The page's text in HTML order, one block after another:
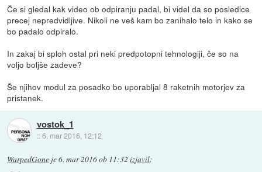
Če si gledal kak video ob odpiranju padal, bi videl da so posledice
precej nepredvidljive. Nikoli ne veš kam bo zanihalo telo in kako se
bo padalo odpiralo.
In zakaj bi sploh ostal pri neki predpotopni tehnologiji, če so na
voljo boljše zadeve?
Še njihov modul za posadko bo uporabljal 8 raketnih motorjev za
pristanek.
vostok_1
::6. mar 2016, 12:12
WarpedGone je6. mar 2016 ob 11:32 izjavil: